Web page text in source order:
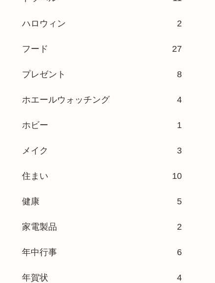
ハロウィン 2
フード 27
プレゼント 8
ホエールウォッチング 4
ホビー 1
メイク 3
住まい 10
健康 5
家電製品 2
年中行事 6
年賀状 4